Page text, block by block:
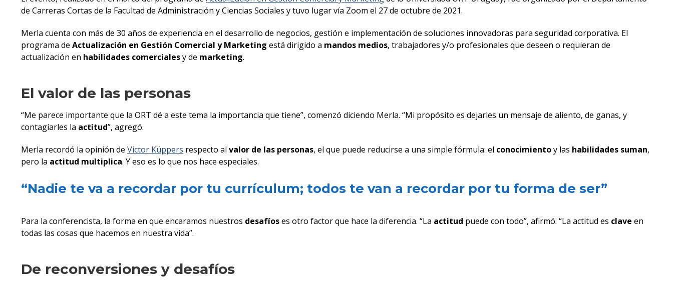
de Carreras Cortas de la Facultad de Administración y Ciencias Sociales y tuvo lugar vía Zoom el 27 de octubre de 2021.
Merla cuenta con más de 30 años de experiencia en el desarrollo de negocios, gestión e implementación de soluciones innovadoras para seguridad corporativa. El
programa de Actualización en Gestión Comercial y Marketing está dirigido a mandos medios, trabajadores y/o profesionales que deseen o requieran de
actualización en habilidades comercialesy de marketing.
El valor de las personas
“Me parece importante que la ORT dé a este tema la importancia que tiene”, comenzó diciendo Merla. “Mi propósito es dejarles un mensaje de aliento, de ganas, y
contagiarles la actitud”, agregó.
Merla recordó la opinión de Victor Küppers respecto al valor de las personas, el que puede reducirse a una simple fórmula: el conocimientoy las habilidades suman,
pero la actitud multiplica. Y eso es lo que nos hace especiales.
“Nadie te va a recordar por tu currículum; todos te van a recordar por tu forma de ser”
Para la conferencista, la forma en que encaramos nuestros desafíoses otro factor que hace la diferencia. “La actitud puede con todo”, afirmó. “La actitud es clave en
todas las cosas que hacemos en nuestra vida”.
De reconversiones y desafíos